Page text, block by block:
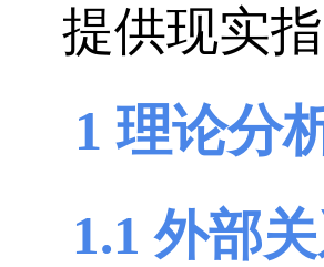
提供现实
1 理论分
1.1 外部